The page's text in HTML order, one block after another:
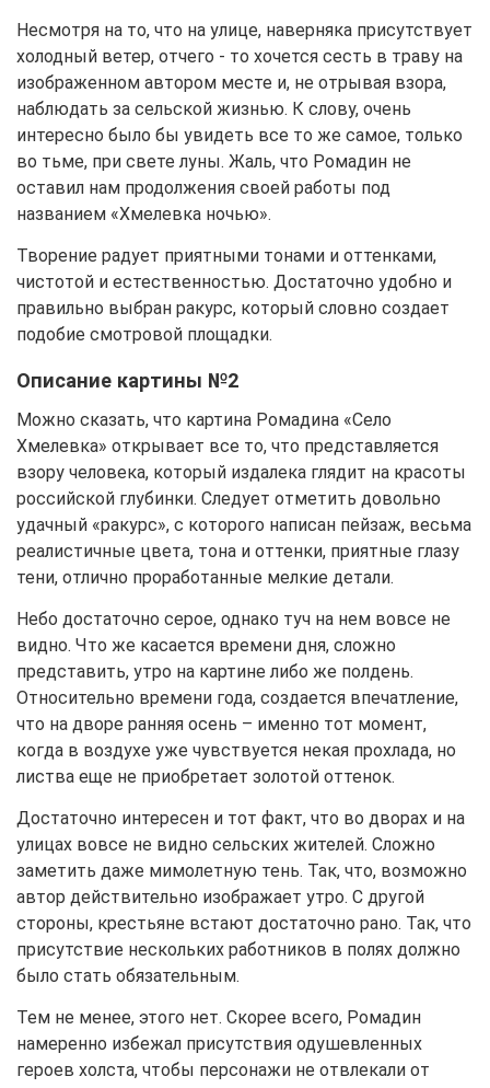
Несмотря на то, что на улице, наверняка присутствует
холодный ветер, отчего - то хочется сесть в траву на
изображенном автором месте и, не отрывая взора,
наблюдать за сельской жизнью. К слову, очень
интересно было бы увидеть все то же самое, только
во тьме, при свете луны. Жаль, что Ромадин не
оставил нам продолжения своей работы под
названием «Хмелевка ночью».
Творение радует приятными тонами и оттенками,
чистотой и естественностью. Достаточно удобно и
правильно выбран ракурс, который словно создает
подобие смотровой площадки.
Описание картины №2
Можно сказать, что картина Ромадина «Село
Хмелевка» открывает все то, что представляется
взору человека, который издалека глядит на красоты
российской глубинки. Следует отметить довольно
удачный «ракурс», с которого написан пейзаж, весьма
реалистичные цвета, тона и оттенки, приятные глазу
тени, отлично проработанные мелкие детали.
Небо достаточно серое, однако туч на нем вовсе не
видно. Что же касается времени дня, сложно
представить, утро на картине либо же полдень.
Относительно времени года, создается впечатление,
что на дворе ранняя осень – именно тот момент,
когда в воздухе уже чувствуется некая прохлада, но
листва еще не приобретает золотой оттенок.
Достаточно интересен и тот факт, что во дворах и на
улицах вовсе не видно сельских жителей. Сложно
заметить даже мимолетную тень. Так, что, возможно
автор действительно изображает утро. С другой
стороны, крестьяне встают достаточно рано. Так, что
присутствие нескольких работников в полях должно
было стать обязательным.
Тем не менее, этого нет. Скорее всего, Ромадин
намеренно избежал присутствия одушевленных
героев холста, чтобы персонажи не отвлекали от